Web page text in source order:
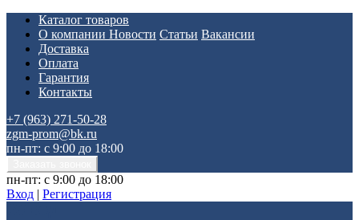
Каталог товаров
О компании Новости Статьи Вакансии
Доставка
Оплата
Гарантия
Контакты
+7 (963) 271-50-28
zgm-prom@bk.ru
пн-пт: с 9:00 до 18:00
пн-пт: с 9:00 до 18:00
Вход | Регистрация